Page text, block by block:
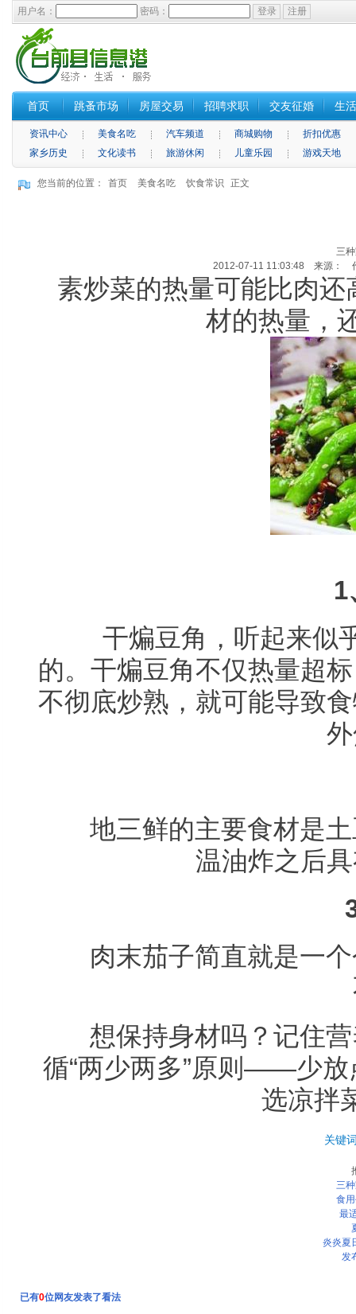
用户名： 密码：
首页 跳蚤市场 房屋交易 招聘求职 交友征婚 生
资讯中心 美食名吃 汽车频道 商城购物
折扣优惠
家乡历史
文化读书 旅游休闲 儿童乐园 游戏天地
您当前的位置： 首页 美食名吃 饮食常识 正文
三
2012-07-11 11:03:48 来源：
素炒菜的热量可能比肉还
材的热量，
1
干煸豆角，听起来似
的。干煸豆角不仅热量超
不彻底炒熟，就可能导致
地三鲜的主要食材是土
温油炸之后
3
肉末茄子简直就是一个
想保持身材吗？记住营
循“两少两多”原则——少放
选凉拌
关键
三
食
最
炎炎夏
发
已有0位网友发表了看法